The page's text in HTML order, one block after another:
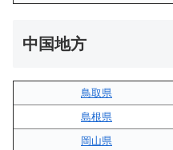
中国地方
鳥取県
島根県
岡山県